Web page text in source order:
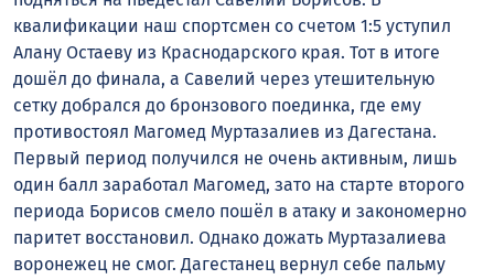
квалификации наш спортсмен со счетом 1:5 уступил
Алану Остаеву из Краснодарского края. Тот в итоге
дошёл до финала, а Савелий через утешительную
сетку добрался до бронзового поединка, где ему
противостоял Магомед Муртазалиев из Дагестана.
Первый период получился не очень активным, лишь
один балл заработал Магомед, зато на старте второго
периода Борисов смело пошёл в атаку и закономерно
паритет восстановил. Однако дожать Муртазалиева
воронежец не смог. Дагестанец вернул себе пальму